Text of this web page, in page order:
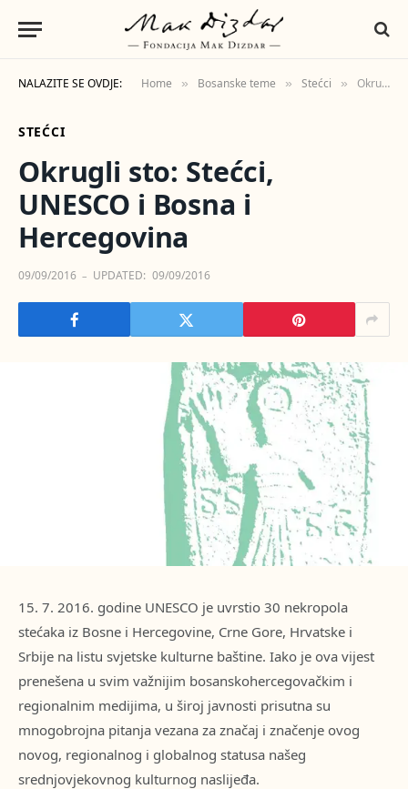
NALAZITE SE OVDJE: Home » Bosanske teme » Stećci » Okrugli sto: Stećci, UNESCO i Bosna i Hercegovina
STEĆCI
Okrugli sto: Stećci,
UNESCO i Bosna i
Hercegovina
09/09/2016 UPDATED: 09/09/2016
15. 7. 2016. godine UNESCO je uvrstio 30 nekropola
stećaka iz Bosne i Hercegovine, Crne Gore, Hrvatske i
Srbije na listu svjetske kulturne baštine. Iako je ova vijest
prenešena u svim važnijim bosanskohercegovačkim i
regionalnim medijima, u široj javnosti prisutna su
mnogobrojna pitanja vezana za značaj i značenje ovog
novog, regionalnog i globalnog statusa našeg
srednjovjekovnog kulturnog naslijeđa.